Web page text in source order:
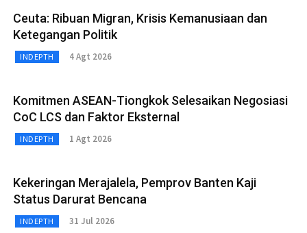
Ceuta: Ribuan Migran, Krisis Kemanusiaan dan
Ketegangan Politik
INDEPTH 4 Agt 2026
Komitmen ASEAN-Tiongkok Selesaikan Negosiasi
CoC LCS dan Faktor Eksternal
INDEPTH 1 Agt 2026
Kekeringan Merajalela, Pemprov Banten Kaji
Status Darurat Bencana
INDEPTH 31 Jul 2026